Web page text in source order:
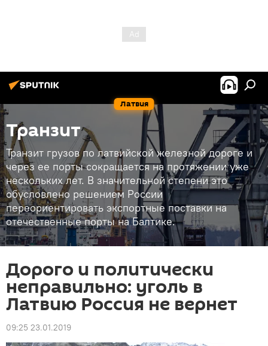
Латвия
Транзит
Транзит грузов по латвийской железной дороге и
через ее порты сокращается на протяжении уже
нескольких лет. В значительной степени это
обусловлено решением России
переориентировать экспортные поставки на
отечественные порты на Балтике.
Дорого и политически
неправильно: уголь в
Латвию Россия не вернет
09:25 23.01.2019